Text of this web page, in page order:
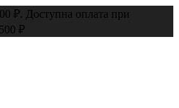
₽. Доступна оплата при
₽